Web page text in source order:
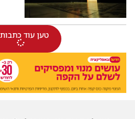
טען עוד כתבות